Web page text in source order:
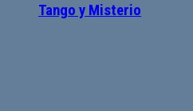
Tango y Misterio